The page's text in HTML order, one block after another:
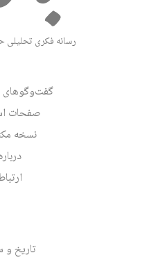
رسانه فکری تحلیلی
صفحات
نسخه
درباره
تاریخ و